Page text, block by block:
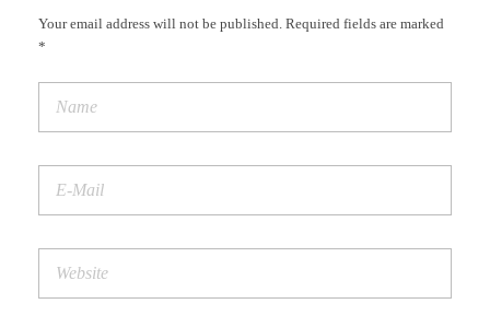
Your email address will not be published. Required fields are marked
*